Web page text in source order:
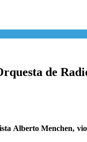
de
Alberto Menchen,